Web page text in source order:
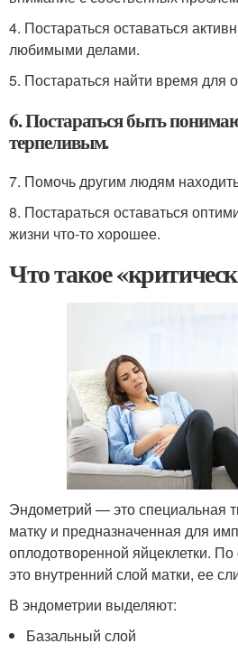
4. Постараться оставаться
любимыми делами.
5. Постараться найти время для
6. Постараться быть
терпеливым.
7. Помочь другим людям
8. Постараться оставаться
жизни что-то хорошее.
Что такое
Эндометрий — это специальная
матку и предназначенная для
оплодотворенной яйцеклетки.
это внутренний слой матки, ее
В эндометрии выделяют:
Базальный слой